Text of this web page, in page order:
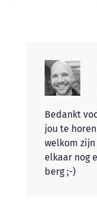
Bedankt
jou te
welkom zijn
elkaar nog
berg ;-)